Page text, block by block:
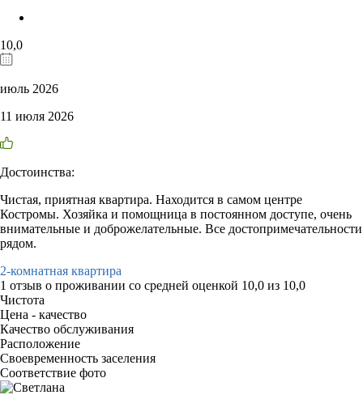
10,0
июль 2026
11 июля 2026
Достоинства:
Чистая, приятная квартира. Находится в самом центре
Костромы. Хозяйка и помощница в постоянном доступе, очень
внимательные и доброжелательные. Все достопримечательности
рядом.
2-комнатная квартира
1 отзыв о проживании со средней оценкой 10,0 из 10,0
Чистота
Цена - качество
Качество обслуживания
Расположение
Своевременность заселения
Соответствие фото